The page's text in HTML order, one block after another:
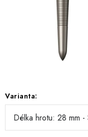
Varianta: